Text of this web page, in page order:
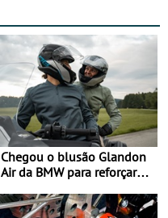
Chegou o blusão Glandon
Air da BMW para reforçar
verão